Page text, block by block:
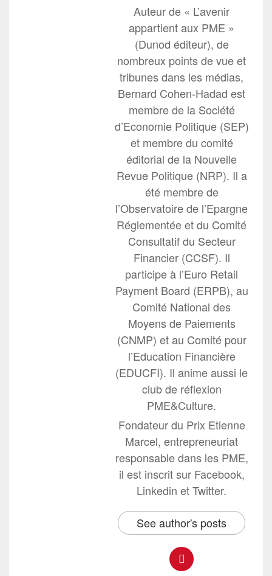
Auteur de « L’avenir
appartient aux PME »
(Dunod éditeur), de
nombreux points de vue et
tribunes dans les médias,
Bernard Cohen-Hadad est
membre de la Société
d’Economie Politique (SEP)
et membre du comité
éditorial de la Nouvelle
Revue Politique (NRP). Il a
été membre de
l’Observatoire de l’Epargne
Réglementée et du Comité
Consultatif du Secteur
Financier (CCSF). Il
participe à l’Euro Retail
Payment Board (ERPB), au
Comité National des
Moyens de Paiements
(CNMP) et au Comité pour
l’Education Financière
(EDUCFI). Il anime aussi le
club de réflexion
PME&Culture.
Fondateur du Prix Etienne
Marcel, entrepreneuriat
responsable dans les PME,
il est inscrit sur Facebook,
Linkedin et Twitter.
See author's posts